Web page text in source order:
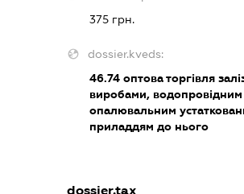
375 грн.
dossier.kveds:
46.74оптова торгівля
виробами, водопровідним
опалювальним
приладдям до нього
dossier.tax